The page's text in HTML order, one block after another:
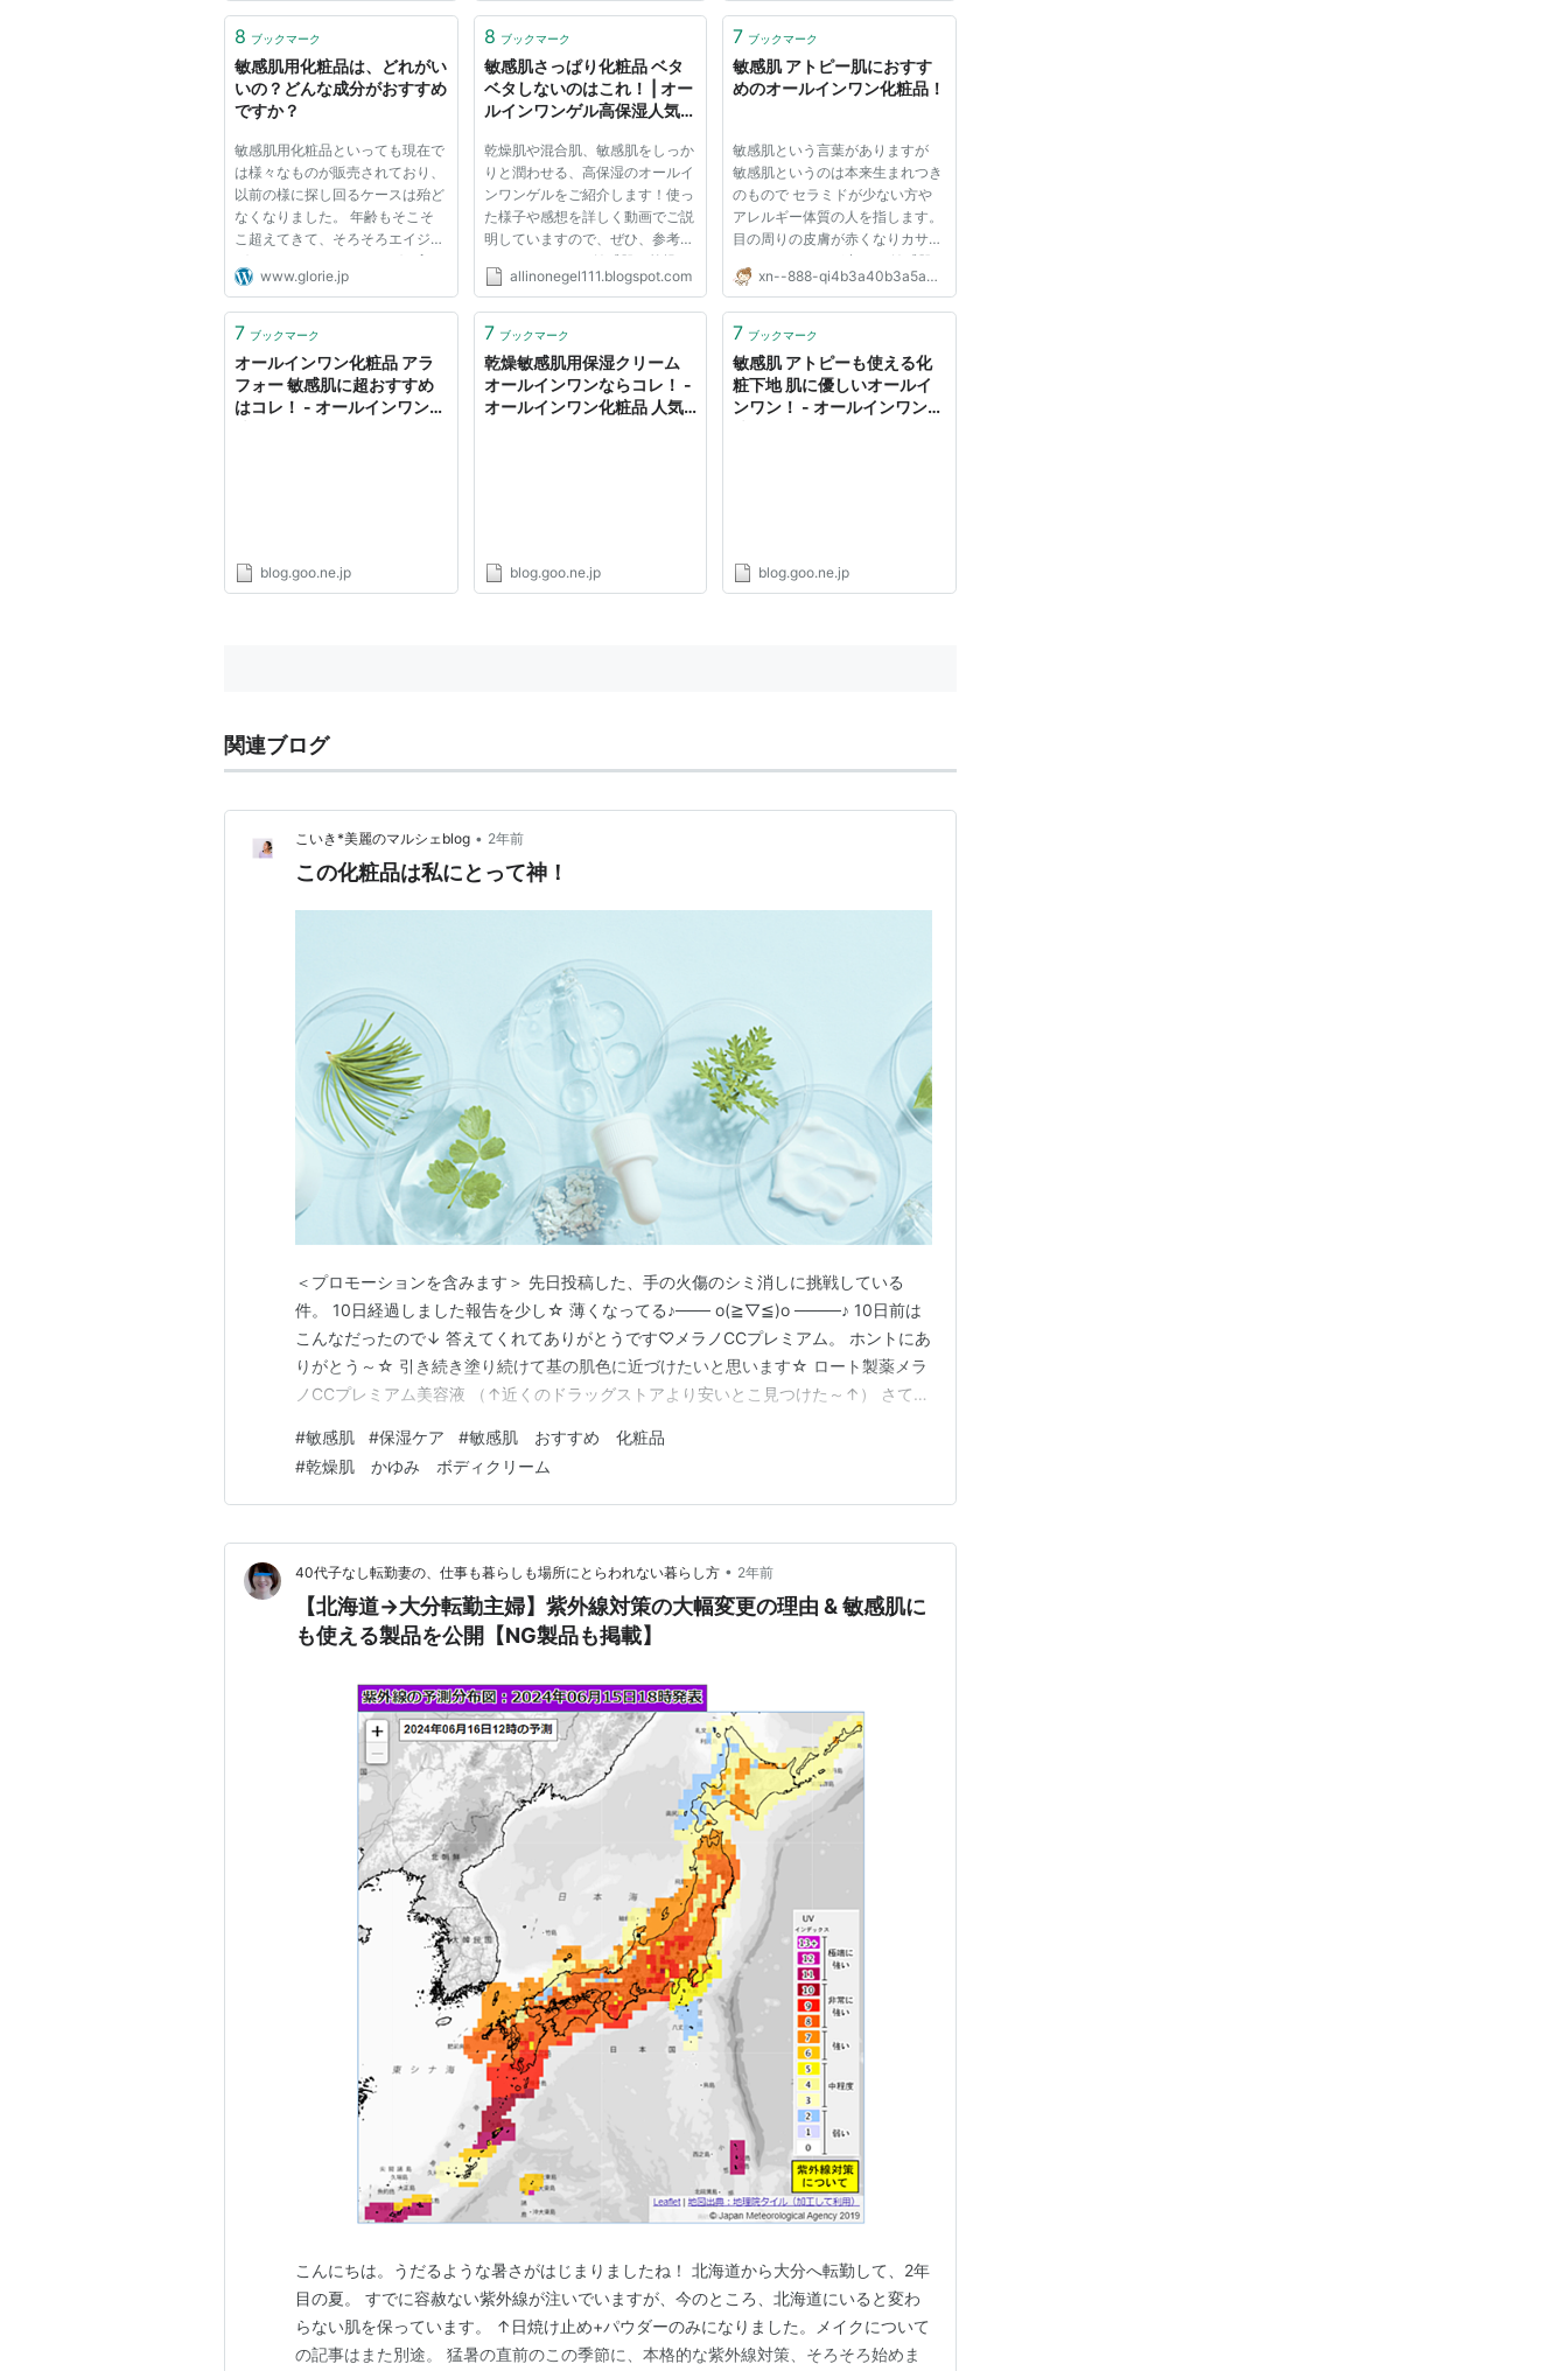
8 ブックマーク
敏感肌用化粧品は、どれがい
いの？どんな成分がおすすめ
ですか？
敏感肌用化粧品といっても現在で
は様々なものが販売されており、
以前の様に探し回るケースは殆ど
なくなりました。 年齢もそこそ
こ超えてきて、そろそろエイジン
グケア、アンチエイジングに入り
たいな・・・と思っていても、敏
敏感肌の人は普通の化粧水だけで
www.glorie.jp
8 ブックマーク
敏感肌さっぱり化粧品 ベタ
ベタしないのはこれ！ | オー
ルインワンゲル高保湿人気お
乾燥肌や混合肌、敏感肌をしっか
りと潤わせる、高保湿のオールイ
ンワンゲルをご紹介します！使っ
た様子や感想を詳しく動画でご説
明していますので、ぜひ、参考に
してくださいね♪ 敏感肌で乾燥し
やすいけど、 ベタベタした化粧
ても多いですよね(TдT) ベタベタ
allinonegel111.blogspot.com
7 ブックマーク
敏感肌 アトピー肌におすす
めのオールインワン化粧品！
敏感肌という言葉がありますが
敏感肌というのは本来生まれつき
のもので セラミドが少ない方や
アレルギー体質の人を指します。
目の周りの皮膚が赤くなりカサカ
サしたりかゆみが出たり 敏感肌
のような症状ですが、 これはも
能性もあります。 ⇒敏感肌に超お
xn--888-qi4b3a40b3a5ab9f2761coge0z1n.com
7 ブックマーク
オールインワン化粧品 アラ
フォー 敏感肌に超おすすめ
はコレ！ - オールインワン化
blog.goo.ne.jp
7 ブックマーク
乾燥敏感肌用保湿クリーム
オールインワンならコレ！ -
オールインワン化粧品 人気
blog.goo.ne.jp
7 ブックマーク
敏感肌 アトピーも使える化
粧下地 肌に優しいオールイ
ンワン！ - オールインワン化
blog.goo.ne.jp
関連ブログ
こいき*美麗のマルシェblog • 2年前
この化粧品は私にとって神！
＜プロモーションを含みます＞ 先日投稿した、手の火傷のシミ消しに挑戦している
件。 10日経過しました報告を少し☆ 薄くなってる♪─── o(≧▽≦)o ────♪ 10日前は
こんなだったので↓ 答えてくれてありがとうです♡メラノCCプレミアム。 ホントにあ
りがとう～☆ 引き続き塗り続けて基の肌色に近づけたいと思います☆ ロート製薬メラ
ノCCプレミアム美容液 （↑近くのドラッグストアより安いとこ見つけた～↑） さて私
思います。 ひとつめはコレ。 セザンヌナチュラルローション 家族で使うからいつもま
とめ買いしています。 …
#敏感肌 #保湿ケア #敏感肌 おすすめ 化粧品
#乾燥肌 かゆみ ボディクリーム
40代子なし転勤妻の、仕事も暮らしも場所にとらわれない暮らし方 • 2年前
【北海道→大分転勤主婦】紫外線対策の大幅変更の理由 & 敏感肌に
も使える製品を公開【NG製品も掲載】
こんにちは。うだるような暑さがはじまりましたね！ 北海道から大分へ転勤して、2年
目の夏。 すでに容赦ない紫外線が注いでいますが、今のところ、北海道にいると変わ
らない肌を保っています。 ↑日焼け止め+パウダーのみになりました。メイクについて
の記事はまた別途。 猛暑の直前のこの季節に、本格的な紫外線対策、そろそろ始めま